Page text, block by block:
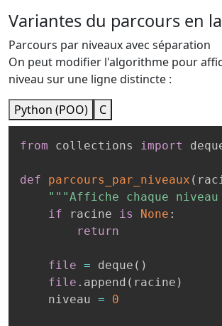
Variantes du parcours en
Parcours par niveaux avec séparation
On peut modifier l'algorithme pour
niveau sur une ligne distincte :
Python (POO)
C
from collections import
def parcours_par_niveaux (
"""Affiche chaque
if racine is None :
return
file = deque ( )
file . append ( racine )
    niveau
= 0